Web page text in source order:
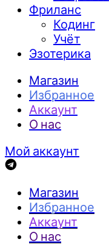
Фриланс
Кодинг
Учёт
Эзотерика
Магазин
Избранное
Аккаунт
О нас
Мой аккаунт
Магазин
Избранное
Аккаунт
О нас